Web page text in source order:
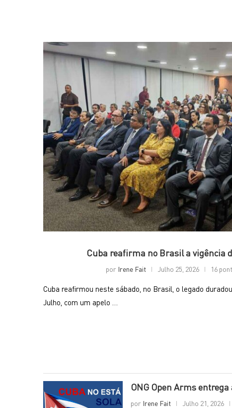
Cuba reafirma no Brasil a vigência
por Irene Fait Julho 25, 2026 16
Cuba reafirmou neste sábado, no Brasil, o legado
Julho, com um apelo …
ONG Open Arms
por Irene Fait Julho 21, 2026